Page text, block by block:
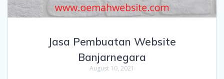
Jasa Pembuatan Website
Banjarnegara
August 10, 2021